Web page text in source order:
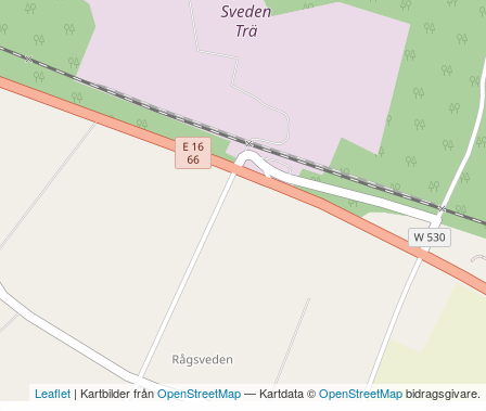
Leaflet | Kartbilder frånOpenStreetMap— Kartdata ©OpenStreetMapbidragsgivare.